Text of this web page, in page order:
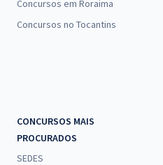
Concursos em Roraima
Concursos no Tocantins
CONCURSOS MAIS
PROCURADOS
SEDES